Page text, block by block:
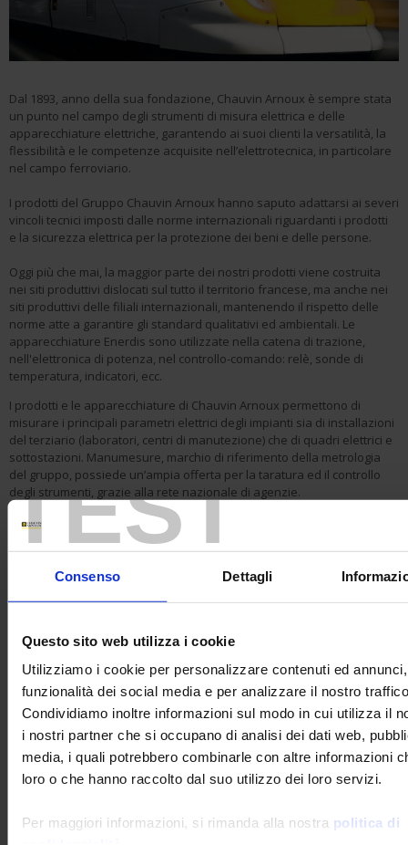
TEST
Consenso Dettagli
Questo sito web utilizza i cookie
Utilizziamo i cookie per personalizzare contenuti ed
funzionalità dei social media e per analizzare il nostro
Condividiamo inoltre informazioni sul modo in cui utilizza il
i nostri partner che si occupano di analisi dei dati web,
media, i quali potrebbero combinarle con altre informazioni
loro o che hanno raccolto dal suo utilizzo dei loro servizi.
Per maggiori informazioni, si rimanda alla nostra politica di
Dal 1893, anno della sua fondazione, Chauvin Arnoux è sempre stata
un punto nel campo degli strumenti di misura elettrica e delle
apparecchiature elettriche, garantendo ai suoi clienti la versatilità, la
flessibilità e le competenze acquisite nell’elettrotecnica, in particolare
nel campo ferroviario.
I prodotti del Gruppo Chauvin Arnoux hanno saputo adattarsi ai severi
vincoli tecnici imposti dalle norme internazionali riguardanti i prodotti
e la sicurezza elettrica per la protezione dei beni e delle persone.
Oggi più che mai, la maggior parte dei nostri prodotti viene costruita
nei siti produttivi dislocati sul tutto il territorio francese, ma anche nei
siti produttivi delle filiali internazionali, mantenendo il rispetto delle
norme atte a garantire gli standard qualitativi ed ambientali. Le
apparecchiature Enerdis sono utilizzate nella catena di trazione,
nell'elettronica di potenza, nel controllo-comando: relè, sonde di
temperatura, indicatori, ecc.
I prodotti e le apparecchiature di Chauvin Arnoux permettono di
misurare i principali parametri elettrici degli impianti sia di installazioni
del terziario (laboratori, centri di manutezione) che di quadri elettrici e
sottostazioni. Manumesure, marchio di riferimento della metrologia
del gruppo, possiede un’ampia offerta per la taratura ed il controllo
degli strumenti, grazie alla rete nazionale di agenzie.
Il nostro Know-how è presente in tutto il mondo, dalla metrò del Cairo
a quella di Città del Messico e di Caracas.
Soluzioni di misura e di controllo dell'energia